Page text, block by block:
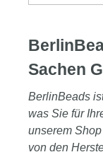
Sachen
BerlinBeads
was Sie für
unserem
von den